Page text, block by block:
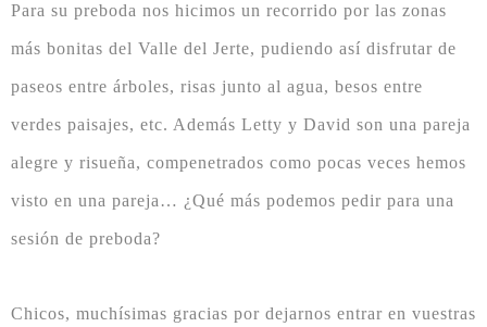
Para su preboda nos hicimos un recorrido por las zonas
más bonitas del Valle del Jerte, pudiendo así disfrutar de
paseos entre árboles, risas junto al agua, besos entre
verdes paisajes, etc. Además Letty y David son una pareja
alegre y risueña, compenetrados como pocas veces hemos
visto en una pareja… ¿Qué más podemos pedir para una
sesión de preboda?
Chicos, muchísimas gracias por dejarnos entrar en vuestras